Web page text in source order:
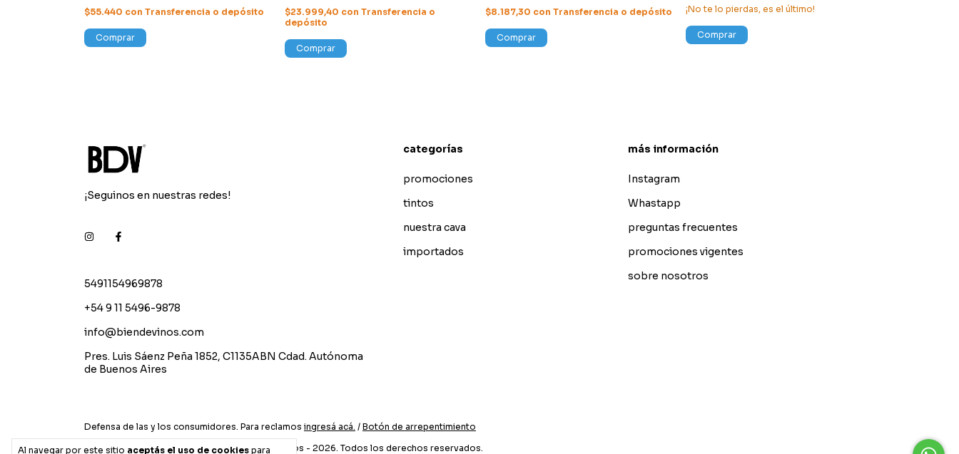
Al navegar por este sitio aceptás el uso de cookies para
$55.440 con Transferencia o depósito
Comprar
$23.999,40 con Transferencia o
depósito
Comprar
$8.187,30 con Transferencia o depósito
Comprar
¡No te lo pierdas, es el último!
Comprar
¡Seguinos en nuestras redes!
5491154969878
+54 9 11 5496-9878
info@biendevinos.com
Pres. Luis Sáenz Peña 1852, C1135ABN Cdad. Autónoma
de Buenos Aires
categorías
promociones
tintos
nuestra cava
importados
más información
Instagram
Whastapp
preguntas frecuentes
promociones vigentes
sobre nosotros
Defensa de las y los consumidores. Para reclamos ingresá acá. / Botón de arrepentimiento
Copyright Bien de vinos - 2026. Todos los derechos reservados.